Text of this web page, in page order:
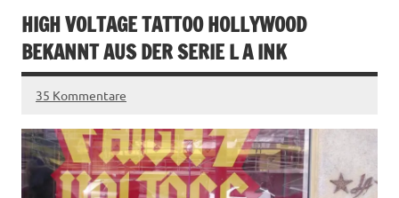
HIGH VOLTAGE TATTOO HOLLYWOOD
BEKANNT AUS DER SERIE L A INK
35 Kommentare